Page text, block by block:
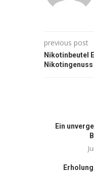
previous post
Nikotinbeutel
Nikotingenuss
Ein